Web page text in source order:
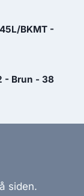
BKMT -
- Brun - 38
siden.